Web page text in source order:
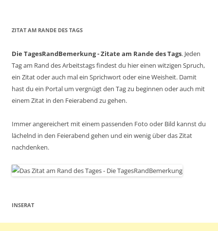
ZITAT AM RANDE DES TAGS
Die TagesRandBemerkung - Zitate am Rande des Tags. Jeden
Tag am Rand des Arbeitstags findest du hier einen witzigen Spruch,
ein Zitat oder auch mal ein Sprichwort oder eine Weisheit. Damit
hast du ein Portal um vergnügt den Tag zu beginnen oder auch mit
einem Zitat in den Feierabend zu gehen.
Immer angereichert mit einem passenden Foto oder Bild kannst du
lächelnd in den Feierabend gehen und ein wenig über das Zitat
nachdenken.
INSERAT